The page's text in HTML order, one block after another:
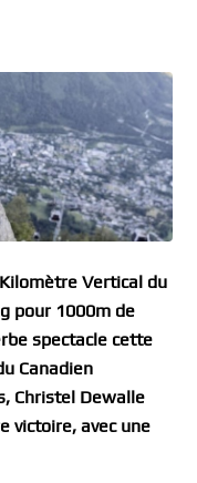
Vertical du
pour 1000m de
spectacle cette
Canadien
Christel Dewalle
victoire, avec une